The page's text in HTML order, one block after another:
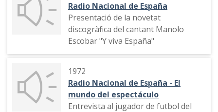
Radio Nacional de España
Presentació de la novetat
discogràfica del cantant Manolo
Escobar "Y viva España"
1972
Radio Nacional de España - El
mundo del espectáculo
Entrevista al jugador de futbol del